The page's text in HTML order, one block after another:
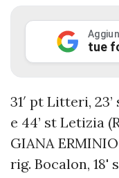
tue
31′ pt Litteri,
e 44’ st Letizia
GIANA
rig. Bocalon, 18'